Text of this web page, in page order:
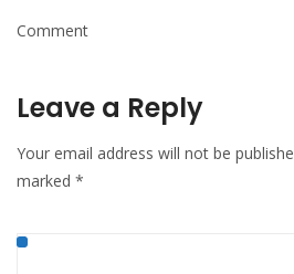
Comment
Leave a Reply
Your email address will not be
marked *